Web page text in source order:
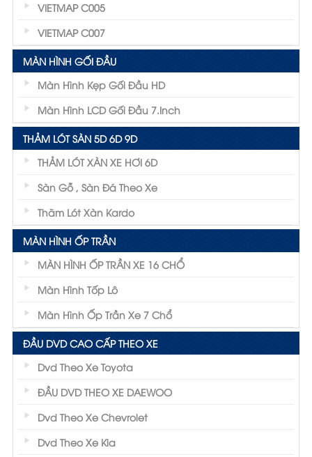
VIETMAP C005
VIETMAP C007
MÀN HÌNH GỐI ĐẦU
Màn Hình Kẹp Gối Đầu HD
Màn Hình LCD Gối Đầu 7.inch
THẢM LÓT SÀN 5D 6D 9D
THẢM LÓT XÀN XE HƠI 6D
Sàn Gỗ , Sàn Đá Theo Xe
Thãm Lót Xàn Kardo
MÀN HÌNH ỐP TRẦN
MÀN HÌNH ỐP TRẦN XE 16 CHỔ
Màn Hình Tốp Lô
Màn Hình Ốp Trần Xe 7 Chổ
ĐẦU DVD CAO CẤP THEO XE
Dvd Theo Xe Toyota
ĐẦU DVD THEO XE DAEWOO
Dvd Theo Xe Chevrolet
Dvd Theo Xe Kia